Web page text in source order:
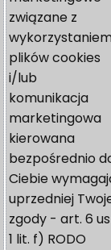
związane z
plików cookies
i/lub
komunikacja
marketingowa
kierowana
bezpośrednio
Ciebie
uprzedniej
zgody - art. 6
1 lit. f) RODO